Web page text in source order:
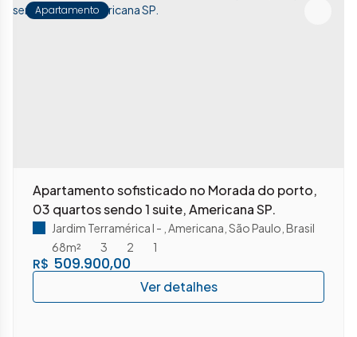
Apartamento
Apartamento sofisticado no Morada do porto,
03 quartos sendo 1 suite, Americana SP.
R$ 509.900,00
Jardim Terramérica I Americana São Paulo Brasil
3
2
68m² 1